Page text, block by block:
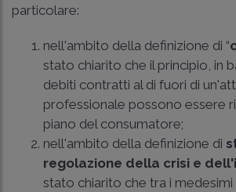
particolare:
nell'ambito della definizione di “
stato chiarito che il principio, in
debiti contratti al di fuori di
professionale possono essere
piano del consumatore;
nell'ambito della definizione di
regolazione della crisi e
stato chiarito che tra i